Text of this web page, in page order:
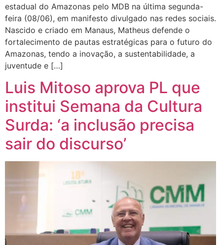
estadual do Amazonas pelo MDB na última segunda-
feira (08/06), em manifesto divulgado nas redes sociais.
Nascido e criado em Manaus, Matheus defende o
fortalecimento de pautas estratégicas para o futuro do
Amazonas, tendo a inovação, a sustentabilidade, a
juventude e […]
Luis Mitoso aprova PL que
institui Semana da Cultura
Surda: ‘a inclusão precisa
sair do discurso’